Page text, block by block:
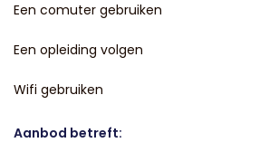
Een comuter gebruiken
Een opleiding volgen
Wifi gebruiken
Aanbod betreft: